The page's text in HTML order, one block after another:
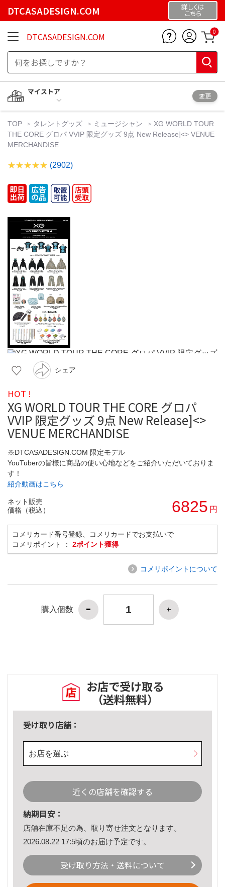
DTCASADESIGN.COM 詳しくは
こちら
DTCASADESIGN.COM 0
マイストア
変更
TOP タレントグッズ ミュージシャン
XG WORLD TOUR
THE CORE グロパ VVIP 限定グッズ 9点 New Release]<> VENUE
MERCHANDISE
(2902)
シェア
HOT !
XG WORLD TOUR THE CORE グロパ
VVIP 限定グッズ 9点 New Release]<>
VENUE MERCHANDISE
※DTCASADESIGN.COM 限定モデル
YouTuberの皆様に商品の使い心地などをご紹介いただいておりま
す！
紹介動画はこちら
ネット販売
価格（税込）
6825 円
コメリカード番号登録、コメリカードでお支払いで
コメリポイント ： 2ポイント獲得
コメリポイントについて
購入個数
お店で受け取る
（送料無料）
受け取り店舗：
お店を選ぶ
近くの店舗を確認する
納期目安：
店舗在庫不足の為、取り寄せ注文となります。
2026.08.22 17:5頃のお届け予定です。
受け取り方法・送料について